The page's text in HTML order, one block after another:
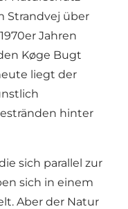
Strandvej über
Jahren
Køge Bugt
liegt der
hinter
sich parallel zur
sich in einem
Aber der Natur